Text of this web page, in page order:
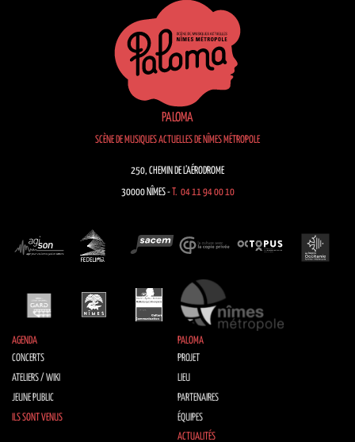
PALOMA
SCÈNE DE MUSIQUES ACTUELLES DE NÎMES MÉTROPOLE
250, CHEMIN DE L’AÉRODROME
30000 NÎMES - T. 04 11 94 00 10
AGENDA
CONCERTS
ATELIERS / WIKI
JEUNE PUBLIC
ILS SONT VENUS
PALOMA
PROJET
LIEU
PARTENAIRES
ÉQUIPES
ACTUALITÉS